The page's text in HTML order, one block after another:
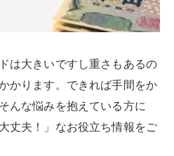
は大きいですし重さもあるの
かります。できれば手間をか
んな悩みを抱えている方に
丈夫！」なお役立ち情報をご